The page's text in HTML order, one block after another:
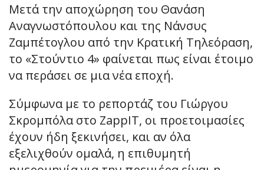
Μετά την αποχώρηση του Θανάση
Αναγνωστόπουλου και της Νάνσυς
Ζαμπέτογλου από την Κρατική Τηλεόραση,
το «Στούντιο 4» φαίνεται πως είναι έτοιμο
να περάσει σε μια νέα εποχή.
Σύμφωνα με το ρεπορτάζ του Γιώργου
Σκρομπόλα στο ZappIT, οι προετοιμασίες
έχουν ήδη ξεκινήσει, και αν όλα
εξελιχθούν ομαλά, η επιθυμητή